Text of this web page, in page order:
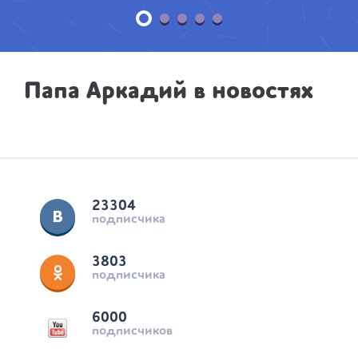
Папа Аркадий в новостях
23304
подписчика
3803
подписчика
6000
подписчиков